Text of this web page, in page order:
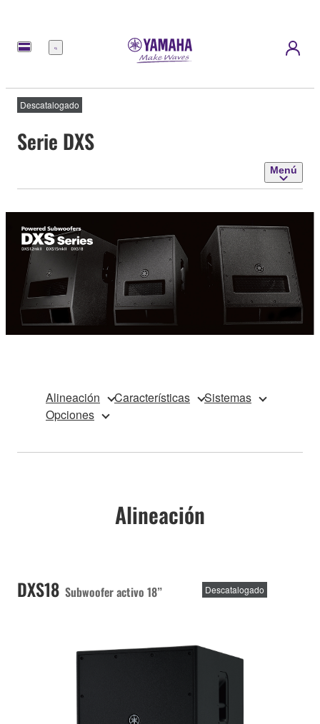
Menú
Descatalogado
Serie DXS
Menú
Alineación Características
Sistemas
Opciones
Alineación
DXS18 Subwoofer activo 18” Descatalogado